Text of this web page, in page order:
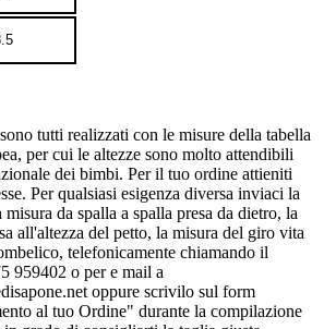
tutti realizzati con le misure della tabella
per cui le altezze sono molto attendibili
dei bimbi. Per il tuo ordine attieniti
Per qualsiasi esigenza diversa inviaci la
da spalla a spalla presa da dietro, la
all'altezza del petto, la misura del giro vita
telefonicamente chiamando il
959402 o per e mail a
oppure scrivilo sul form
al tuo Ordine" durante la compilazione